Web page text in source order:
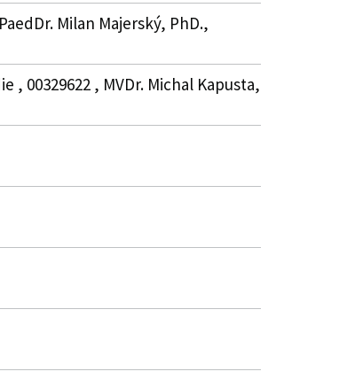
Milan Majerský, PhD.,
, 00329622 , MVDr. Michal Kapusta,